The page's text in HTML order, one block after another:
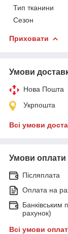
Тип тканини
Сезон
Приховати
Умови
Нова Пошта
Укрпошта
Всі умови
Умови оплати
Післяплата
Оплата на
Банківським
рахунок)
Всі умови